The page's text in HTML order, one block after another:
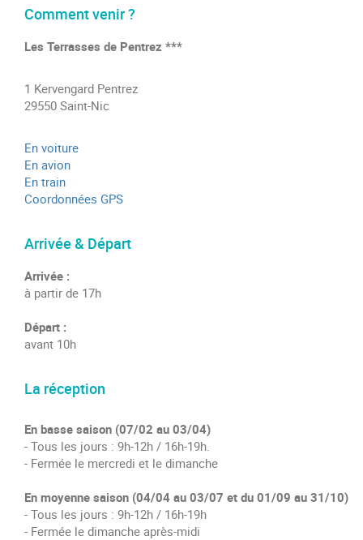
Comment venir ?
Les Terrasses de Pentrez ***
1 Kervengard Pentrez
29550 Saint-Nic
En voiture
En avion
En train
Coordonnées GPS
Arrivée & Départ
Arrivée :
à partir de 17h
Départ :
avant 10h
La réception
En basse saison (07/02 au 03/04)
- Tous les jours : 9h-12h / 16h-19h.
- Fermée le mercredi et le dimanche
En moyenne saison (04/04 au 03/07 et du 01/09 au 31/10)
- Tous les jours : 9h-12h / 16h-19h
- Fermée le dimanche après-midi